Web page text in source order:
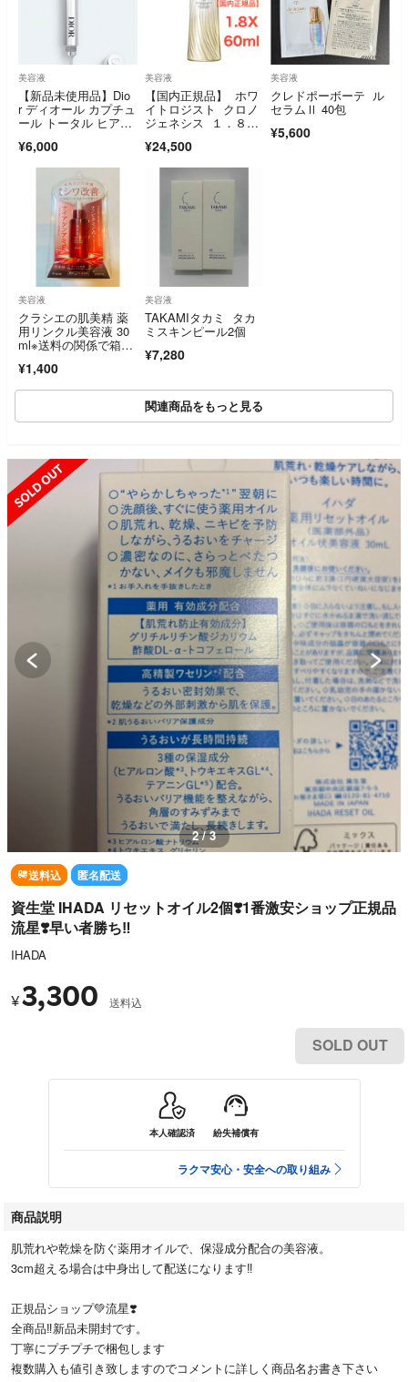
美容液
【新品未使用品】Dio
r ディオール カプチュ
ール トータル ヒア
¥6,000
美容液
【国内正規品】 ホワ
イトロジスト クロノ
ジェネシス １．８
¥24,500
美容液
クレドポーボーテ ル
セラムⅡ 40包
¥5,600
美容液
クラシエの肌美精 薬
用リンクル美容液 30
ml※送料の関係で箱か
送させて頂きますm
(_ _)m
¥1,400
美容液
TAKAMIタカミ タカ
ミスキンピール2個
¥7,280
関連商品をもっと見る
SOLD OUT
3 / 3
送料込 匿名配送
資生堂 IHADA リセットオイル2個❣️1番激安ショップ正規品
流星❣️早い者勝ち‼️
IHADA
¥3,300 送料込
SOLD OUT
本人確認済 紛失補償有
ラクマ安心・安全への取り組み
商品説明
肌荒れや乾燥を防ぐ薬用オイルで、保湿成分配合の美容液。
3cm超える場合は中身出して配送になります‼️
正規品ショップ💚流星❣️
全商品‼️新品未開封です。
丁寧にプチプチで梱包します
複数購入も値引き致しますのでコメントに詳しく商品名お書き下さい